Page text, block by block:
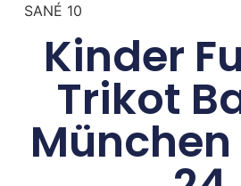
SANÉ 10
Kinder
Trikot